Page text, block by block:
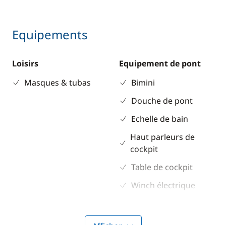
Equipements
Loisirs
Masques & tubas
Equipement de pont
Bimini
Douche de pont
Echelle de bain
Haut parleurs de
cockpit
Table de cockpit
Winch électrique
Divers